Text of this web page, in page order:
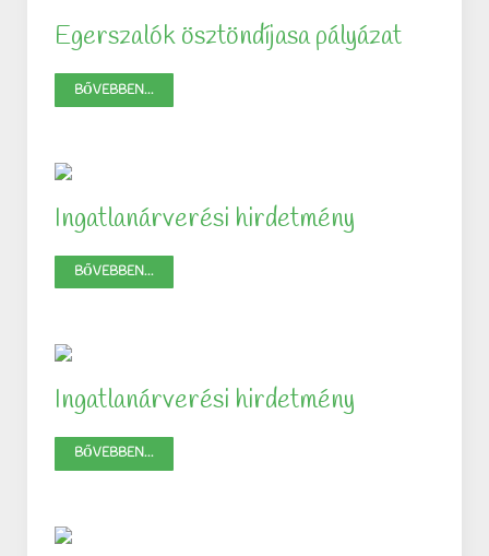
Egerszalók ösztöndíjasa pályázat
BŐVEBBEN...
Ingatlanárverési hirdetmény
BŐVEBBEN...
Ingatlanárverési hirdetmény
BŐVEBBEN...